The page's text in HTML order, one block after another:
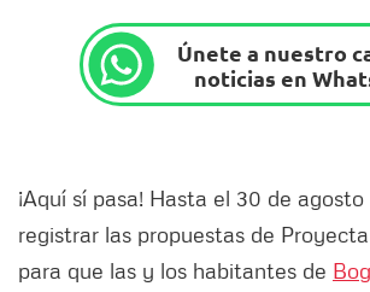
Únete a nuestro
noticias en
¡Aquí sí pasa! Hasta el 30 de
registrar las propuestas de Proyecta
para que las y los habitantes de